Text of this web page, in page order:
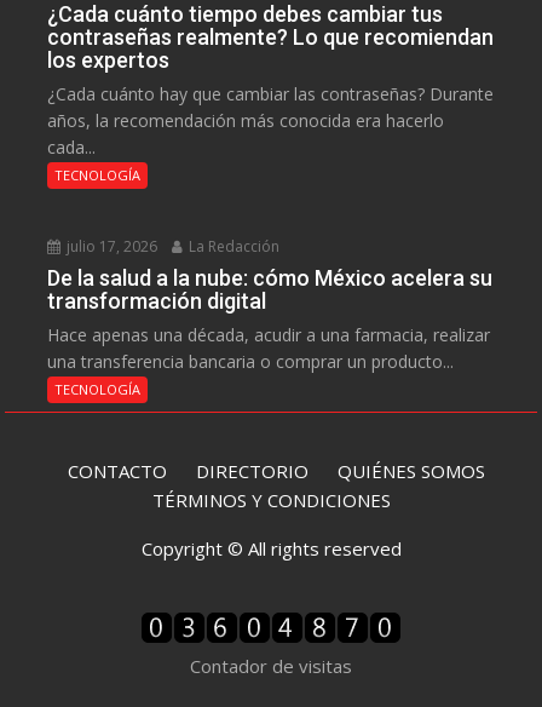
¿Cada cuánto tiempo debes cambiar tus
contraseñas realmente? Lo que recomiendan
los expertos
¿Cada cuánto hay que cambiar las contraseñas? Durante
años, la recomendación más conocida era hacerlo
cada...
TECNOLOGÍA
julio 17, 2026 La Redacción
De la salud a la nube: cómo México acelera su
transformación digital
Hace apenas una década, acudir a una farmacia, realizar
una transferencia bancaria o comprar un producto...
TECNOLOGÍA
CONTACTO DIRECTORIO QUIÉNES SOMOS
TÉRMINOS Y CONDICIONES
Copyright © All rights reserved
Contador de visitas